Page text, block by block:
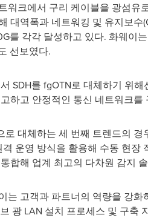
워크에서 구리 케이블을 광섬유
대역폭과 네트워킹 및 유지보
를 각각 달성하고 있다. 화웨
선보였다.
SDH를 fgOTN로 대체하기 위
하고 안정적인 통신 네트워크를
로 대체하는 세 번째 트렌드의
운영 방식을 활용해 수동 현
합해 업계 최고의 다차원 감지
는 고객과 파트너의 역량을 강
광 LAN 설치 프로세스 및 구축